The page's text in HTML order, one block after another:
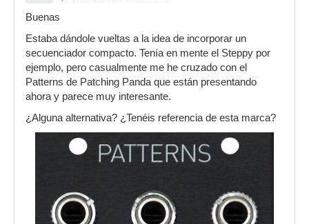
Buenas
Estaba dándole vueltas a la idea de incorporar un
secuenciador compacto. Tenía en mente el Steppy por
ejemplo, pero casualmente me he cruzado con el
Patterns de Patching Panda que están presentando
ahora y parece muy interesante.
¿Alguna alternativa? ¿Tenéis referencia de esta marca?